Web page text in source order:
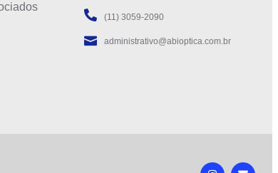
(11) 3059-2090
administrativo@abioptica.com.br